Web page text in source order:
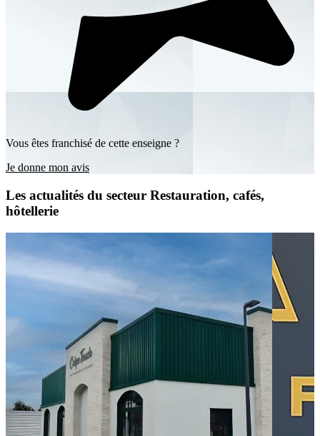
Vous êtes franchisé de cette enseigne ?
Je donne mon avis
Les actualités du secteur Restauration, cafés,
hôtellerie